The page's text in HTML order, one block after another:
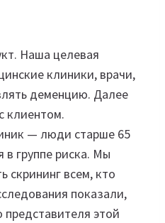
Наша целевая
клиники, врачи,
деменцию. Далее
клиентом.
— люди старше 65
в группе риска. Мы
скрининг всем, кто
показали,
представителя этой